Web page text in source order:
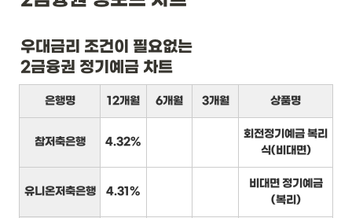
우대금리 조건이 필요없는
2금융권 정기예금 차트
은행명 12개월 6개월 3개월 상품명
참저축은행 4.32%
회전정기예금 복리
식(비대면)
유니온저축은행 4.31%
비대면 정기예금
(복리)